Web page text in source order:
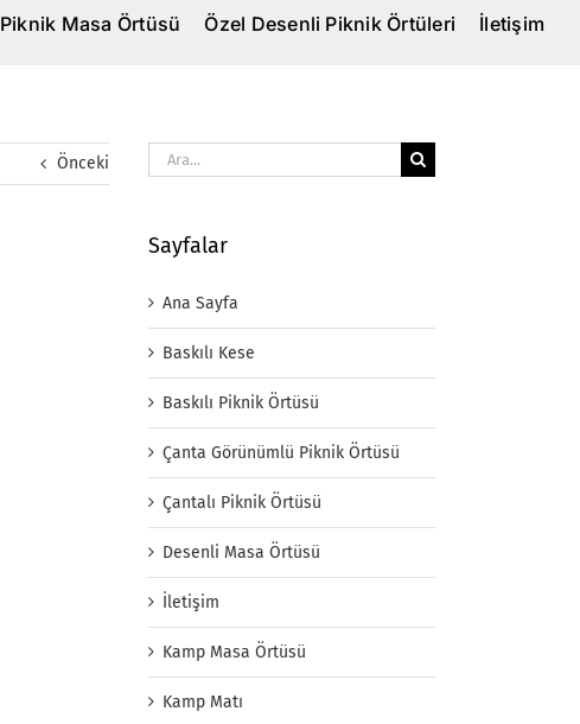
Piknik Masa Örtüsü Özel Desenli Piknik Örtüleri İletişim
Önceki Ara:
Sayfalar
Ana Sayfa
Baskılı Kese
Baskılı Piknik Örtüsü
Çanta Görünümlü Piknik Örtüsü
Çantalı Piknik Örtüsü
Desenli Masa Örtüsü
İletişim
Kamp Masa Örtüsü
Kamp Matı